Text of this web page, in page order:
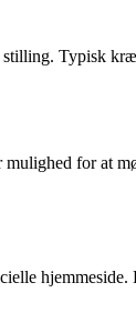
Typisk
for at